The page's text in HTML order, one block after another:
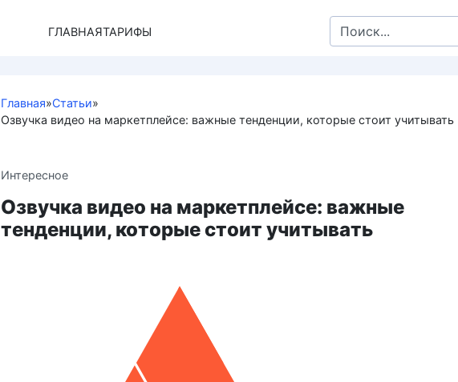
ГЛАВНАЯТАРИФЫ
Search
for:
Главная»Статьи»
Озвучка видео на маркетплейсе: важные тенденции, которые стоит учитывать
Интересное
Озвучка видео на маркетплейсе: важные
тенденции, которые стоит учитывать